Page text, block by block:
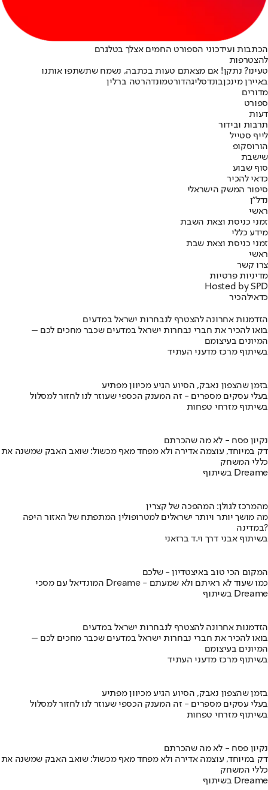
הכתבות ועידכוני הספורט החמים אצלך בטלגרם
להצטרפות
טעינו? נתקן! אם מצאתם טעות בכתבה, נשמח שתשתפו אותנו
באיירן מינכןבונדסליגהדורטמונדהרטה ברלין
מדורים
ספורט
דעות
תרבות ובידור
לייף סטייל
הורוסקופ
שישבת
סוף שבוע
כדאי להכיר
סיפור המשק הישראלי
נדל"ן
ראשי
זמני כניסת וצאת השבת
מידע כללי
זמני כניסת וצאת שבת
ראשי
צרו קשר
מדיניות פרטיות
Hosted by SPD
כדאילהכיר
הזדמנות אחרונה להצטרף לנבחרות ישראל במדעים
בואו להכיר את חברי נבחרות ישראל במדעים שכבר מחכים לכם –
המיונים בעיצומם
בשיתוף מרכז מדעני העתיד
בזמן שהצפון נאבק, הסיוע הגיע מכיוון מפתיע
בעלי עסקים מספרים - זה המענק הכספי שעוזר לנו לחזור למסלול
בשיתוף מזרחי טפחות
נקיון פסח - לא מה שהכרתם
דק במיוחד, עוצמה אדירה ולא מפחד מאף מכשול: שואב האבק שמשנה את
כללי המשחק
בשיתוף Dreame
מהמרכז לגולן: המהפכה של קצרין
מה מושך יותר ויותר ישראלים למטרופולין המתפתח של האזור היפה
במדינה?
בשיתוף אבני דרך וי.ד ברזאני
המקום הכי טוב באיצטדיון - שלכם
המונדיאל עם מסכי Dreame - כמו שעוד לא ראיתם ולא שמעתם
בשיתוף Dreame
הזדמנות אחרונה להצטרף לנבחרות ישראל במדעים
בואו להכיר את חברי נבחרות ישראל במדעים שכבר מחכים לכם –
המיונים בעיצומם
בשיתוף מרכז מדעני העתיד
בזמן שהצפון נאבק, הסיוע הגיע מכיוון מפתיע
בעלי עסקים מספרים - זה המענק הכספי שעוזר לנו לחזור למסלול
בשיתוף מזרחי טפחות
נקיון פסח - לא מה שהכרתם
דק במיוחד, עוצמה אדירה ולא מפחד מאף מכשול: שואב האבק שמשנה את
כללי המשחק
בשיתוף Dreame